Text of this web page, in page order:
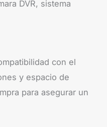
DVR, sistema
con el
y espacio de
para asegurar un